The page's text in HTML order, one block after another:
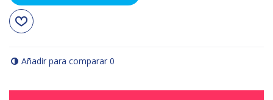
Añadir para comparar 0